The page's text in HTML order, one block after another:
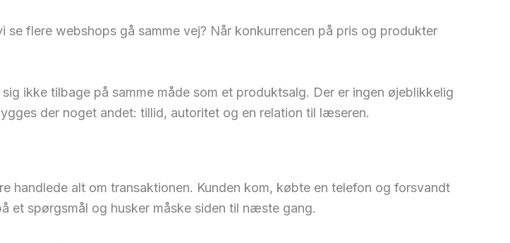
flere webshops gå samme vej? Når konkurrencen på pris og produkter
ikke tilbage på samme måde som et produktsalg. Der er ingen øjeblikkelig
der noget andet: tillid, autoritet og en relation til læseren.
handlede alt om transaktionen. Kunden kom, købte en telefon og forsvandt
et spørgsmål og husker måske siden til næste gang.